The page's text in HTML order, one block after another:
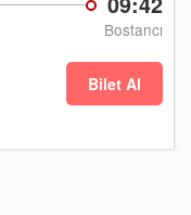
Bostancı
Bilet Al